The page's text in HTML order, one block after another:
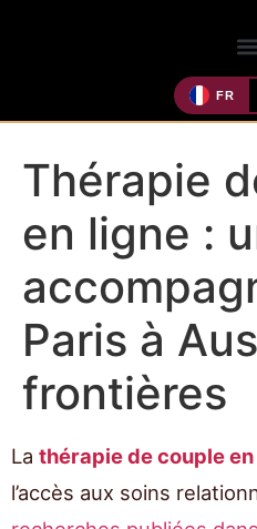
FR
Thérapie
en ligne :
Paris à
frontières
La thérapie de couple
l’accès aux soins